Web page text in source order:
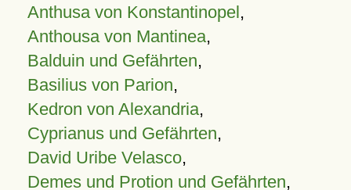
Anthusa von Konstantinopel,
Anthousa von Mantinea,
Balduin und Gefährten,
Basilius von Parion,
Kedron von Alexandria,
Cyprianus und Gefährten,
David Uribe Velasco,
Demes und Protion und Gefährten,